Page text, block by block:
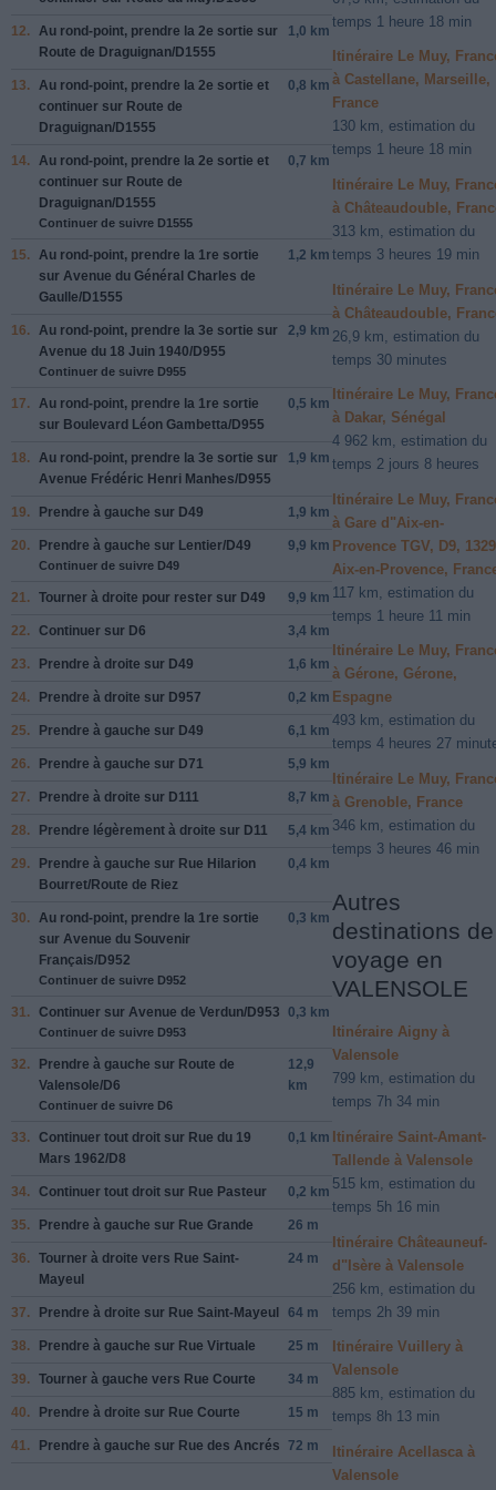
12. Au rond-point, prendre la 2e sortie sur
Route de Draguignan/D1555
1,0 km
13. Au rond-point, prendre la 2e sortie et
continuer sur Route de
Draguignan/D1555
0,8 km
14. Au rond-point, prendre la 2e sortie et
continuer sur Route de
Draguignan/D1555
Continuer de suivre D1555
0,7 km
15. Au rond-point, prendre la 1re sortie
sur Avenue du Général Charles de
Gaulle/D1555
1,2 km
16. Au rond-point, prendre la 3e sortie sur
Avenue du 18 Juin 1940/D955
Continuer de suivre D955
2,9 km
17. Au rond-point, prendre la 1re sortie
sur Boulevard Léon Gambetta/D955
0,5 km
18. Au rond-point, prendre la 3e sortie sur
Avenue Frédéric Henri Manhes/D955
1,9 km
19. Prendre à gauche sur D49 1,9 km
20. Prendre à gauche sur Lentier/D49
Continuer de suivre D49
9,9 km
21. Tourner à droite pour rester sur D49 9,9 km
22. Continuer sur D6 3,4 km
23. Prendre à droite sur D49 1,6 km
24. Prendre à droite sur D957 0,2 km
25. Prendre à gauche sur D49 6,1 km
26. Prendre à gauche sur D71 5,9 km
27. Prendre à droite sur D111 8,7 km
28. Prendre légèrement à droite sur D11 5,4 km
29. Prendre à gauche sur Rue Hilarion
Bourret/Route de Riez
0,4 km
30. Au rond-point, prendre la 1re sortie
sur Avenue du Souvenir
Français/D952
Continuer de suivre D952
0,3 km
31. Continuer sur Avenue de Verdun/D953
Continuer de suivre D953
0,3 km
32. Prendre à gauche sur Route de
Valensole/D6
Continuer de suivre D6
12,9
km
33. Continuer tout droit sur Rue du 19
Mars 1962/D8
0,1 km
34. Continuer tout droit sur Rue Pasteur 0,2 km
35. Prendre à gauche sur Rue Grande 26 m
36. Tourner à droite vers Rue Saint-
Mayeul
24 m
37. Prendre à droite sur Rue Saint-Mayeul 64 m
38. Prendre à gauche sur Rue Virtuale 25 m
39. Tourner à gauche vers Rue Courte 34 m
40. Prendre à droite sur Rue Courte 15 m
41. Prendre à gauche sur Rue des Ancrés 72 m
temps 1 heure 18 min
Itinéraire Le Muy,
à Castellane, Marseille,
France
130 km, estimation du
temps 1 heure 18 min
Itinéraire Le Muy,
à Châteaudouble,
313 km, estimation du
temps 3 heures 19 min
Itinéraire Le Muy,
à Châteaudouble,
26,9 km, estimation du
temps 30 minutes
Itinéraire Le Muy,
à Dakar, Sénégal
4 962 km, estimation du
temps 2 jours 8 heures
Itinéraire Le Muy,
à Gare d"Aix-en-
Provence TGV, D9,
Aix-en-Provence,
117 km, estimation du
temps 1 heure 11 min
Itinéraire Le Muy,
à Gérone, Gérone,
Espagne
493 km, estimation du
temps 4 heures 27
Itinéraire Le Muy,
à Grenoble, France
346 km, estimation du
temps 3 heures 46 min
Autres
destinations de
voyage en
VALENSOLE
Itinéraire Aigny à
Valensole
799 km, estimation du
temps 7h 34 min
Itinéraire Saint-Amant-
Tallende à Valensole
515 km, estimation du
temps 5h 16 min
Itinéraire Châteauneuf-
d"Isère à Valensole
256 km, estimation du
temps 2h 39 min
Itinéraire Vuillery à
Valensole
885 km, estimation du
temps 8h 13 min
Itinéraire Acellasca à
Valensole